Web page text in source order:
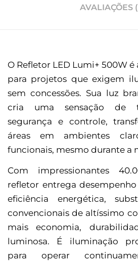
AVALIAÇÕES
O Refletor LED Lumi+ 500W
para projetos que exigem
sem concessões. Sua luz
cria uma sensação de
segurança e controle,
áreas em ambientes
funcionais, mesmo durante a
Com impressionantes
refletor entrega
eficiência energética,
convencionais de altíssimo
mais economia,
luminosa. É iluminação
para operar